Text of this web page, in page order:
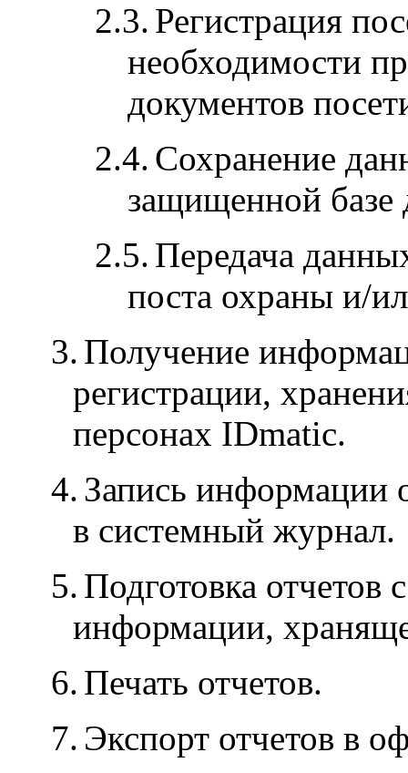
2.3. Регистрация
необходимости
документов
2.4. Сохранение
защищенной
2.5. Передача
поста охраны и/
3. Получение
регистрации,
персонах IDmatic.
4. Запись информации
в системный журнал.
5. Подготовка отчетов
информации,
6. Печать отчетов.
7. Экспорт отчетов в